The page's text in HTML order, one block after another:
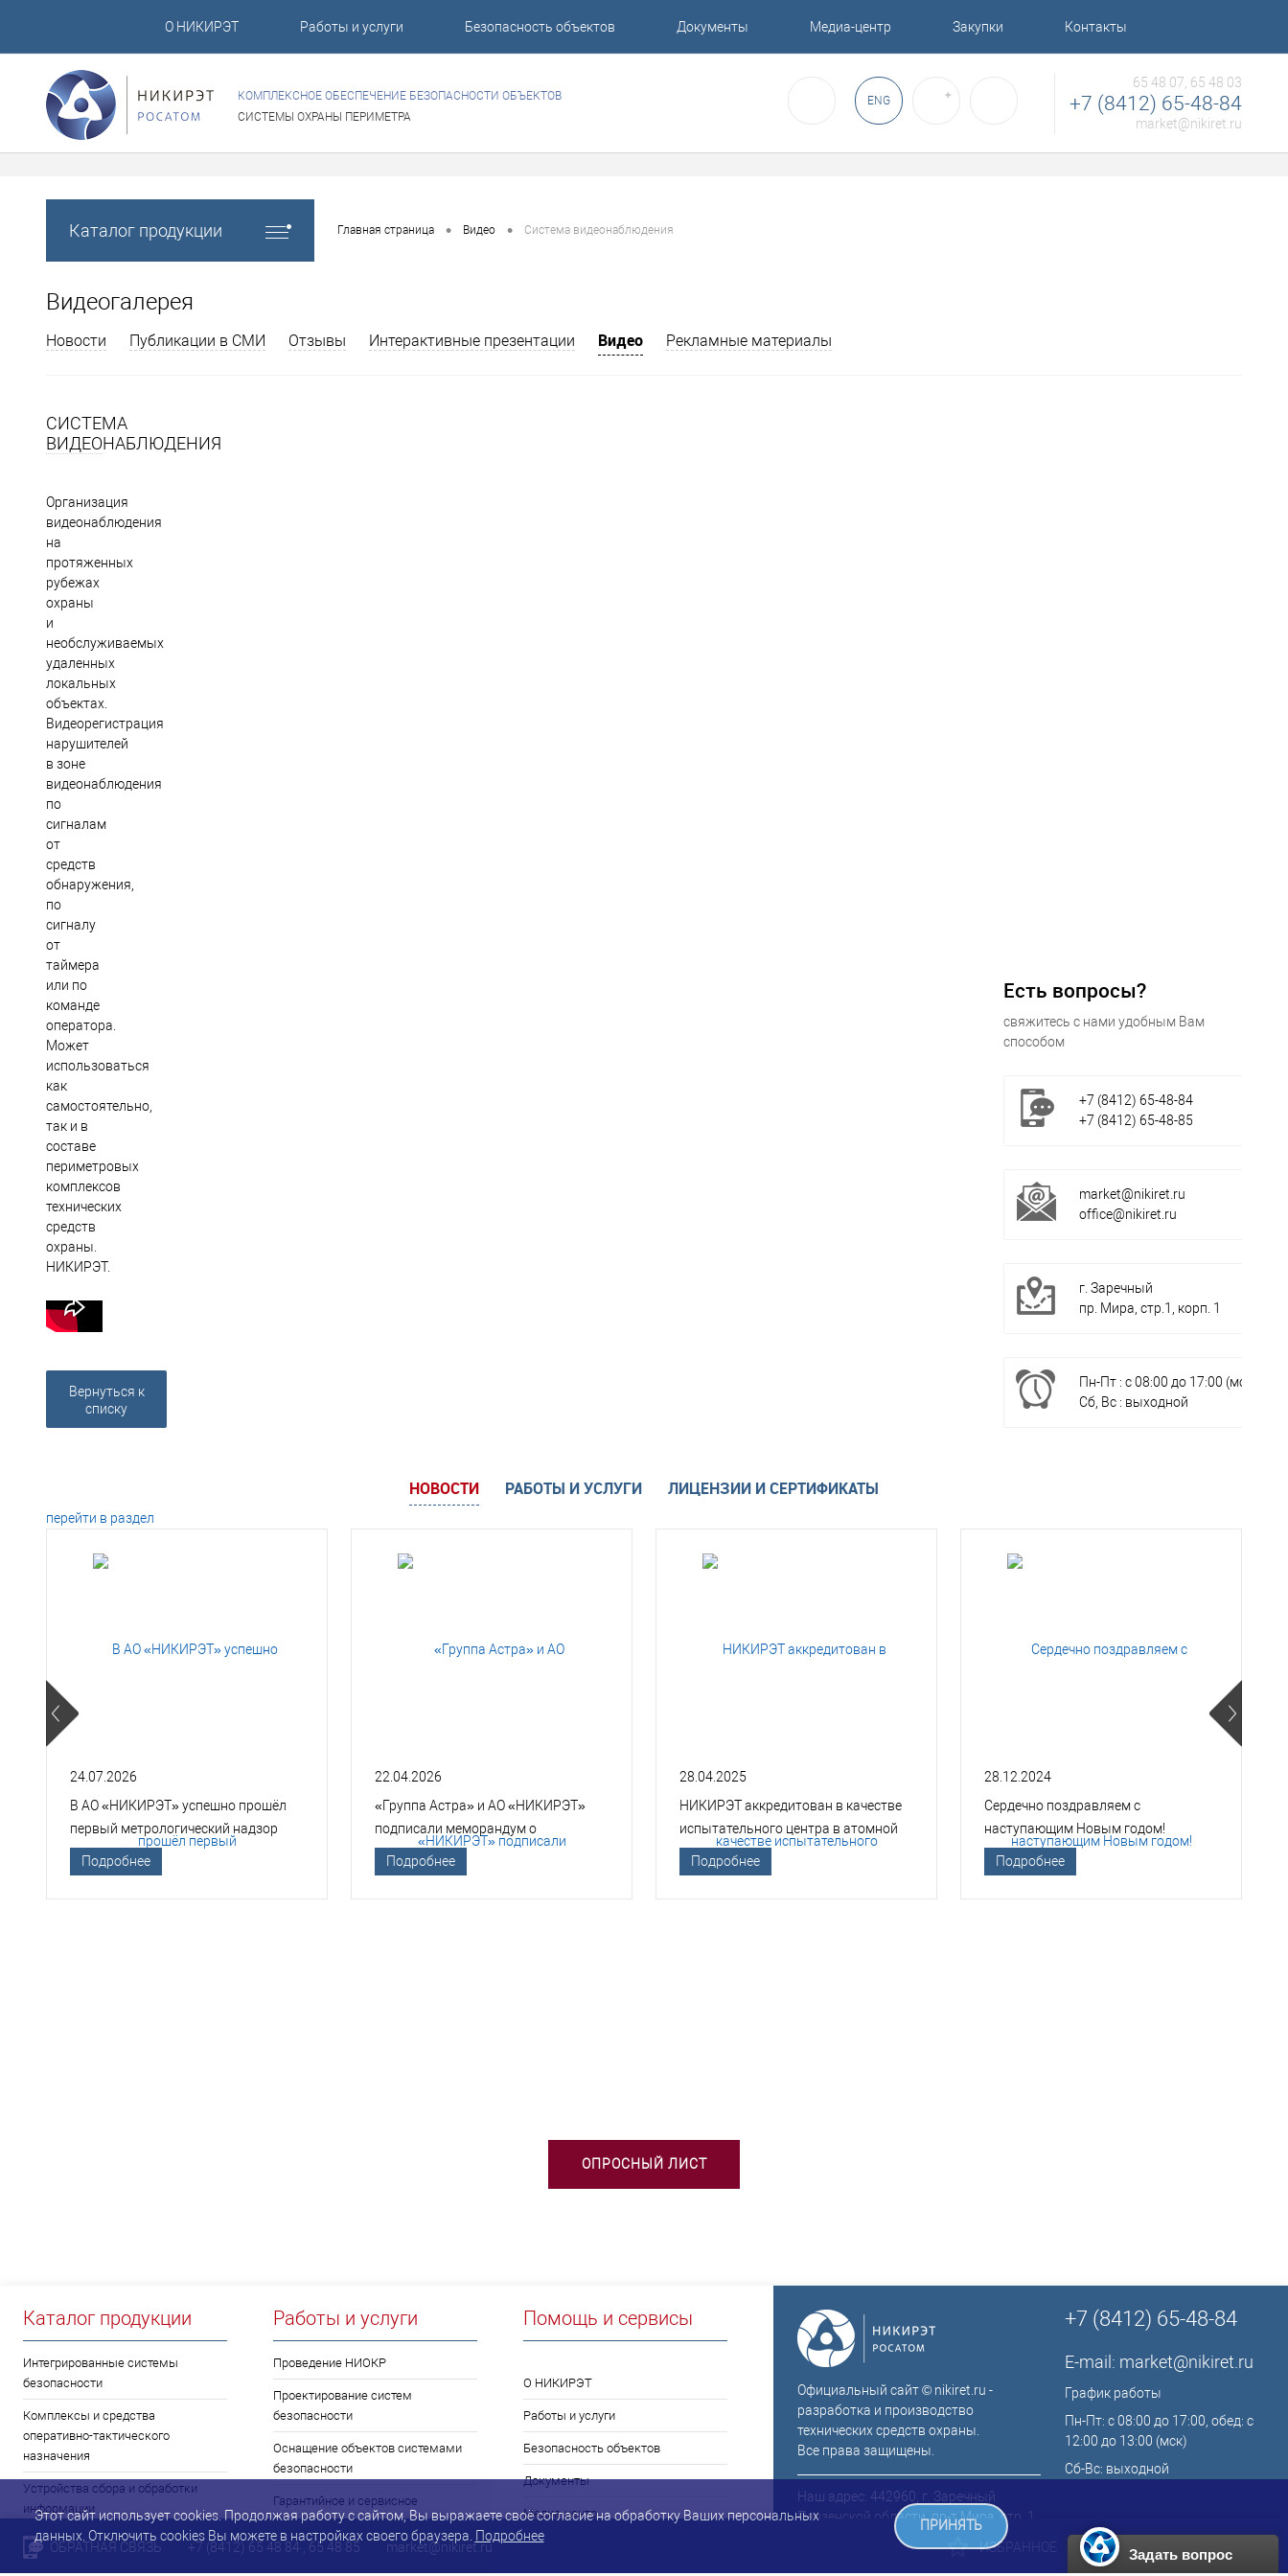
О НИКИРЭТ Работы и услуги Безопасность объектов Документы Медиа-центр Закупки Контакты
КОМПЛЕКСНОЕ ОБЕСПЕЧЕНИЕ БЕЗОПАСНОСТИ ОБЪЕКТОВ
СИСТЕМЫ ОХРАНЫ ПЕРИМЕТРА
ENG ✚
65 48 07, 65 48 03
+7 (8412) 65-48-84
market@nikiret.ru
Каталог продукции Главная страница • Видео • Система видеонаблюдения
Видеогалерея
Новости Публикации в СМИ Отзывы Интерактивные презентации Видео Рекламные материалы
СИСТЕМА
ВИДЕОНАБЛЮДЕНИЯ
Организация
видеонаблюдения
на
протяженных
рубежах
охраны
и
необслуживаемых
удаленных
локальных
объектах.
Видеорегистрация
нарушителей
в зоне
видеонаблюдения
по
сигналам
от
средств
обнаружения,
по
сигналу
от
таймера
или по
команде
оператора.
Может
использоваться
как
самостоятельно,
так и в
составе
периметровых
комплексов
технических
средств
охраны.
НИКИРЭТ.
Вернуться к
списку
Есть вопросы?
свяжитесь с нами удобным Вам
способом
+7 (8412) 65-48-84
+7 (8412) 65-48-85
market@nikiret.ru
office@nikiret.ru
г. Заречный
пр. Мира, стр.1, корп. 1
Пн-Пт : с 08:00 до 17:00 (мск)
Сб, Вс : выходной
НОВОСТИ РАБОТЫ И УСЛУГИ ЛИЦЕНЗИИ И СЕРТИФИКАТЫ
перейти в раздел
24.07.2026
В АО «НИКИРЭТ» успешно прошёл
первый метрологический надзор
Госкорпорации «Росатом»
Подробнее
22.04.2026
«Группа Астра» и АО «НИКИРЭТ»
подписали меморандум о
технологическом сотрудничестве
Подробнее
28.04.2025
НИКИРЭТ аккредитован в качестве
испытательного центра в атомной
отрасли
Подробнее
28.12.2024
Сердечно поздравляем с
наступающим Новым годом!
Подробнее
ОПРОСНЫЙ ЛИСТ
Каталог продукции
Интегрированные системы
безопасности
Комплексы и средства
оперативно-тактического
назначения
Устройства сбора и обработки
информации
Вибросейсмические средства
обнаружения
Работы и услуги
Проведение НИОКР
Проектирование систем
безопасности
Оснащение объектов системами
безопасности
Гарантийное и сервисное
обслуживание
Обучение персонала
Помощь и сервисы
О НИКИРЭТ
Работы и услуги
Безопасность объектов
Документы
Медиа-центр
Закупки
Официальный сайт © nikiret.ru -
разработка и производство
технических средств охраны.
Все права защищены.
Наш адрес: 442960, г. Заречный
Пензенской области, пр-т Мира, стр. 1,
+7 (8412) 65-48-84
E-mail: market@nikiret.ru
График работы
Пн-Пт: с 08:00 до 17:00, обед: с
12:00 до 13:00 (мск)
Сб-Вс: выходной
ОБРАТНАЯ СВЯЗЬ +7 (8412) 65 48 84 , 65 48 85 market@nikiret.ru ИЗБРАННОЕ 0
Этот сайт использует cookies. Продолжая работу с сайтом, Вы выражаете своё согласие на обработку Ваших персональных
данных. Отключить cookies Вы можете в настройках своего браузера. Подробнее
ПРИНЯТЬ
Задать вопрос